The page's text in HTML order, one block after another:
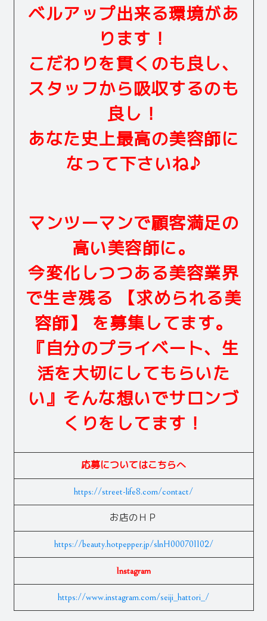
ベルアップ出来る環境があ
ります！
こだわりを貫くのも良し、
スタッフから吸収するのも
良し！
あなた史上最高の美容師に
なって下さいね♪
マンツーマンで顧客満足の
高い美容師に。
今変化しつつある美容業界
で生き残る 【求められる美
容師】 を募集してます。
『自分のプライベート、生
活を大切にしてもらいた
い』そんな想いでサロンづ
くりをしてます！
応募についてはこちらへ
https://street-life8.com/contact/
お店のＨＰ
https://beauty.hotpepper.jp/slnH000701102/
Instagram
https://www.instagram.com/seiji_hattori_/